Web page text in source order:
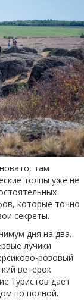
там
толпы уже не
которые точно
секреты.
дня на два.
лучики
розовый
ветерок
туристов дает
по полной.